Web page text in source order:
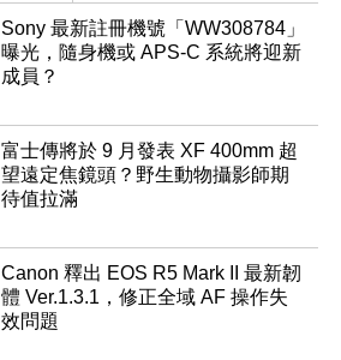
Sony 最新註冊機號「WW308784」
曝光，隨身機或 APS-C 系統將迎新
成員？
富士傳將於 9 月發表 XF 400mm 超
望遠定焦鏡頭？野生動物攝影師期
待值拉滿
Canon 釋出 EOS R5 Mark II 最新韌
體 Ver.1.3.1，修正全域 AF 操作失
效問題